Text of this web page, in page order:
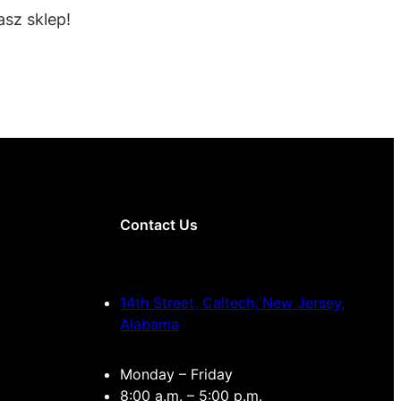
sklep!
Contact Us
14th Street, Caltech, New Jersey,
Alabama
Monday – Friday
8:00 a.m. – 5:00 p.m.